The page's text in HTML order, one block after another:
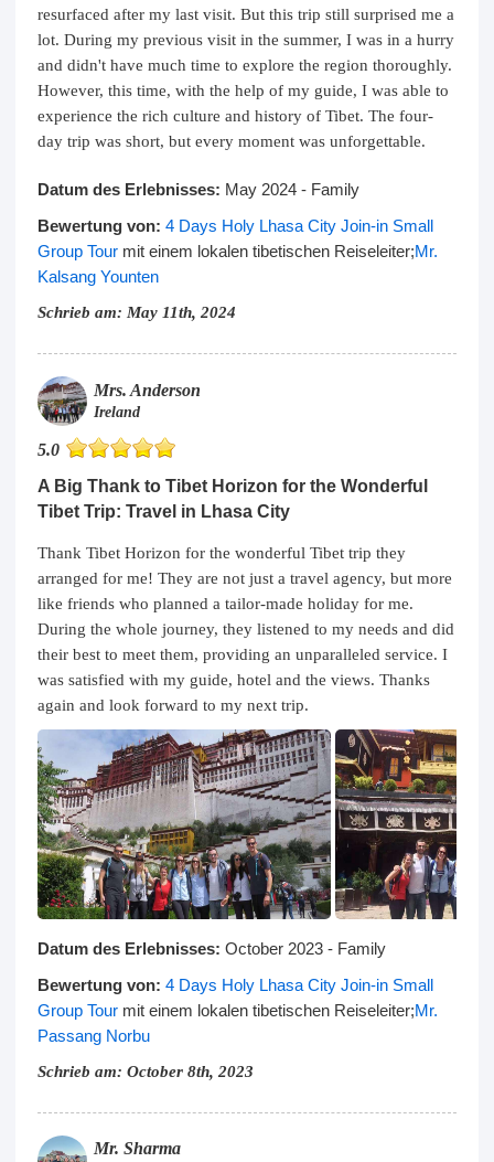
resurfaced after my last visit. But this trip still surprised me a
lot. During my previous visit in the summer, I was in a hurry
and didn't have much time to explore the region thoroughly.
However, this time, with the help of my guide, I was able to
experience the rich culture and history of Tibet. The four-
day trip was short, but every moment was unforgettable.
Datum des Erlebnisses: May 2024 - Family
Bewertung von: 4 Days Holy Lhasa City Join-in Small
Group Tour mit einem lokalen tibetischen Reiseleiter;Mr.
Kalsang Younten
Schrieb am: May 11th, 2024
Mrs. Anderson
Ireland
5.0
A Big Thank to Tibet Horizon for the Wonderful
Tibet Trip: Travel in Lhasa City
Thank Tibet Horizon for the wonderful Tibet trip they
arranged for me! They are not just a travel agency, but more
like friends who planned a tailor-made holiday for me.
During the whole journey, they listened to my needs and did
their best to meet them, providing an unparalleled service. I
was satisfied with my guide, hotel and the views. Thanks
again and look forward to my next trip.
Datum des Erlebnisses: October 2023 - Family
Bewertung von: 4 Days Holy Lhasa City Join-in Small
Group Tour mit einem lokalen tibetischen Reiseleiter;Mr.
Passang Norbu
Schrieb am: October 8th, 2023
Mr. Sharma